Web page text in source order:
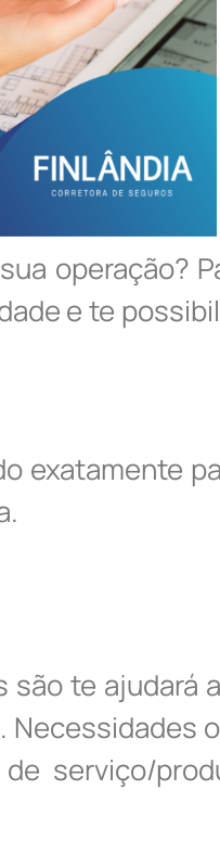
operação?
e te
exatamente
te ajudará
Necessidades
serviço/